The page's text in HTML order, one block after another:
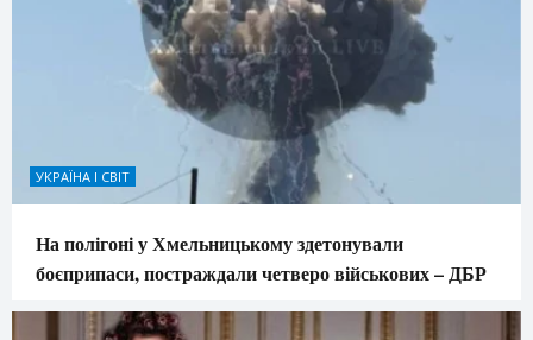
УКРАЇНА І СВІТ
На полігоні у Хмельницькому здетонували
боєприпаси, постраждали четверо військових – ДБР